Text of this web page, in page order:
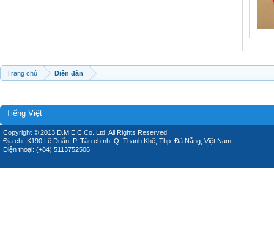
Trang chủ Diễn đàn
Tiếng Việt
Copyright © 2013 D.M.E.C Co.,Ltd, All Rights Reserved.
Địa chỉ: K190 Lê Duẩn, P. Tân chính, Q. Thanh Khê, Thp. Đà Nẵng, Việt Nam.
Điện thoại: (+84) 5113752506